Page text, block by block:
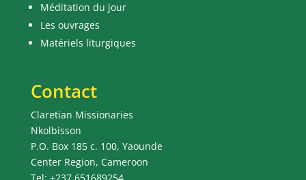
Méditation du jour
Les ouvrages
Matériels liturgiques
Contact
Claretian Missionaries
Nkolbisson
P.O. Box 185 c. 100, Yaounde
Center Region, Cameroon